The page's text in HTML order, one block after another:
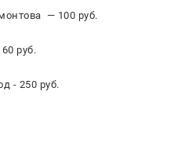
— 100 руб.
руб.
- 250 руб.